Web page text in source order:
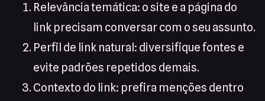
Relevância temática: o site e a página do
link precisam conversar com o seu assunto.
Perfil de link natural: diversifique fontes e
evite padrões repetidos demais.
Contexto do link: prefira menções dentro